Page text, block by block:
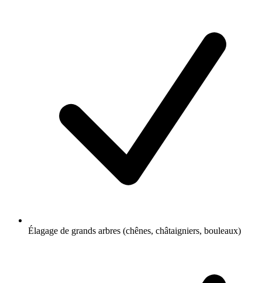
Élagage de grands arbres (chênes, châtaigniers, bouleaux)